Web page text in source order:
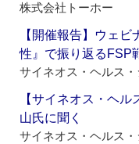
株式会社トーホー
【開催報告】ウェ
性』で振り返るFSP
サイネオス・ヘルス
【サイネオス・ヘ
山氏に聞く
サイネオス・ヘルス